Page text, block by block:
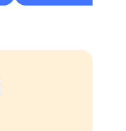
permettent à tous
week-end dans